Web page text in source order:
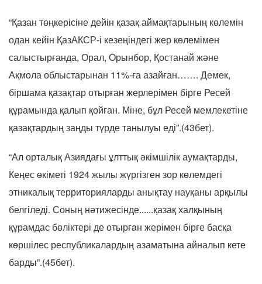
“Қазан төңкерісіне дейін қазақ аймақтарының көлемін
одан кейін ҚазАКСР-і кезеңіндегі жер көлемімен
салыстырғанда, Орал, Орынбор, Қостанай және
Ақмола облыстарынан 11%-ға азайған……. Демек,
біршама қазақтар отырған жерлерімен бірге Ресей
құрамында қалып қойған. Міне, бұл Ресей мемлекетіне
қазақтардың заңды түрде танылуы еді”.(43бет).
“Ал орталық Азиядағы ұлттық әкімшілік аумақтарды,
Кеңес өкіметі 1924 жылы жүргізген зор көлемдегі
этникалық территорияларды анықтау науқаны арқылы
белгіледі. Соның нәтижесінде......қазақ халқының
құрамдас бөліктері де отырғaн жерімен бірге басқа
көршілес республикалардың азаматына айналып кете
барды”.(45бет).